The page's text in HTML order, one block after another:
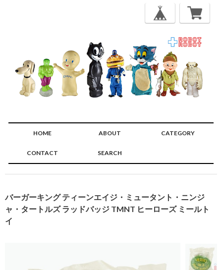
HOME ABOUT CATEGORY
CONTACT SEARCH
バーガーキング ティーンエイジ・ミュータント・ニンジ
ャ・タートルズ ラッドバッジ TMNT ヒーローズ ミールト
イ